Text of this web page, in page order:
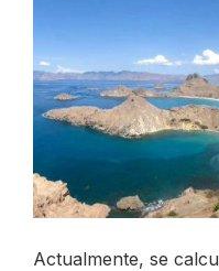
Actualmente, se